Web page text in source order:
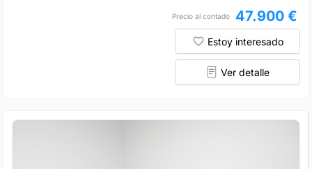
Precio al contado 47.900 €
Estoy interesado
Ver detalle